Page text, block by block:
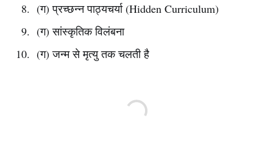
(ग) प्रच्छन्न पाठ्यचर्या (Hidden Curriculum)
(ग) सांस्कृतिक विलंबना
(ग) जन्म से मृत्यु तक चलती है